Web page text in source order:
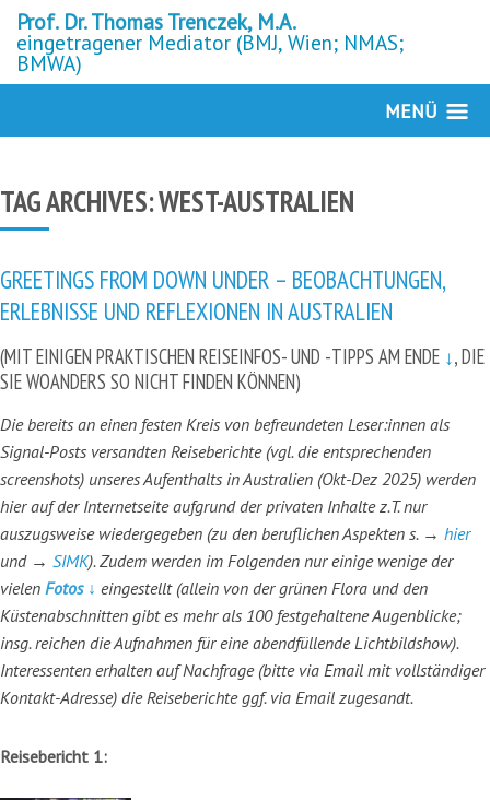
Prof. Dr. Thomas Trenczek, M.A.
eingetragener Mediator (BMJ, Wien; NMAS;
BMWA)
MENÜ
TAG ARCHIVES:WEST-AUSTRALIEN
GREETINGS FROM DOWN UNDER – BEOBACHTUNGEN,
ERLEBNISSE UND REFLEXIONEN IN AUSTRALIEN
(MIT EINIGEN PRAKTISCHEN REISEINFOS- UND -TIPPS AM ENDE ↓, DIE
SIE WOANDERS SO NICHT FINDEN KÖNNEN)
Die bereits an einen festen Kreis von befreundeten Leser:innen als
Signal-Posts versandten Reiseberichte (vgl. die entsprechenden
screenshots) unseres Aufenthalts in Australien (Okt-Dez 2025) werden
hier auf der Internetseite aufgrund der privaten Inhalte z.T. nur
auszugsweise wiedergegeben (zu den beruflichen Aspekten s. → hier
und → SIMK). Zudem werden im Folgenden nur einige wenige der
vielen Fotos↓ eingestellt (allein von der grünen Flora und den
Küstenabschnitten gibt es mehr als 100 festgehaltene Augenblicke;
insg. reichen die Aufnahmen für eine abendfüllende Lichtbildshow).
Interessenten erhalten auf Nachfrage (bitte via Email mit vollständiger
Kontakt-Adresse) die Reiseberichte ggf. via Email zugesandt.
Reisebericht 1: